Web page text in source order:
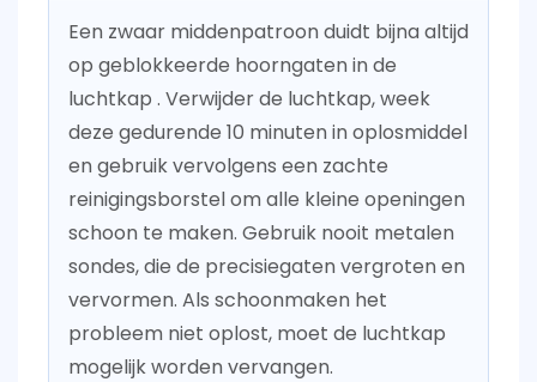
Een zwaar middenpatroon duidt bijna altijd
op geblokkeerde hoorngaten in de
luchtkap . Verwijder de luchtkap, week
deze gedurende 10 minuten in oplosmiddel
en gebruik vervolgens een zachte
reinigingsborstel om alle kleine openingen
schoon te maken. Gebruik nooit metalen
sondes, die de precisiegaten vergroten en
vervormen. Als schoonmaken het
probleem niet oplost, moet de luchtkap
mogelijk worden vervangen.